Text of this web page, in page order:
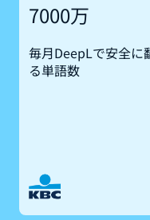
7000万
毎月DeepLで安全に
る単語数